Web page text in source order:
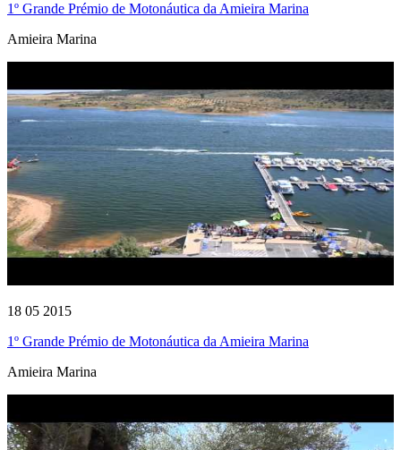
1º Grande Prémio de Motonáutica da Amieira Marina
Amieira Marina
18 05 2015
1º Grande Prémio de Motonáutica da Amieira Marina
Amieira Marina